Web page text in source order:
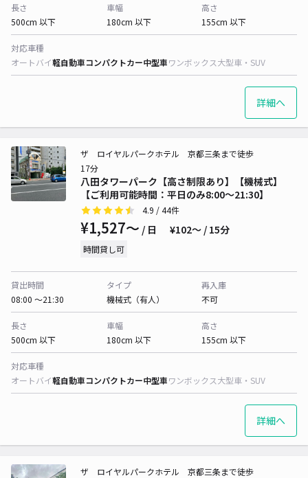
長さ
500cm 以下
車幅
180cm 以下
高さ
155cm 以下
対応車種
オートバイ軽自動車コンパクトカー中型車ワンボックス大型車・SUV
詳細へ
八田タワーパーク【高さ制限あり】【機械式】
【ご利用可能時間：平日のみ8:00～21:30】
ザ ロイヤルパークホテル 京都三条まで徒歩
17分
4.9 / 44件
¥1,527〜 / 日 ¥102〜 / 15分
時間貸し可
貸出時間
08:00 〜21:30
タイプ
機械式（有人）
再入庫
不可
長さ
500cm 以下
車幅
180cm 以下
高さ
155cm 以下
対応車種
オートバイ軽自動車コンパクトカー中型車ワンボックス大型車・SUV
詳細へ
ザ ロイヤルパークホテル 京都三条まで徒歩